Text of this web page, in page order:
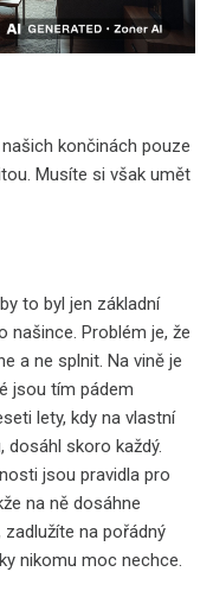
končinách pouze
Musíte si však umět
to byl jen základní
našince. Problém je, že
a ne splnit. Na vině je
jsou tím pádem
lety, kdy na vlastní
dosáhl skoro každý.
jsou pravidla pro
na ně dosáhne
na pořádný
nikomu moc nechce.